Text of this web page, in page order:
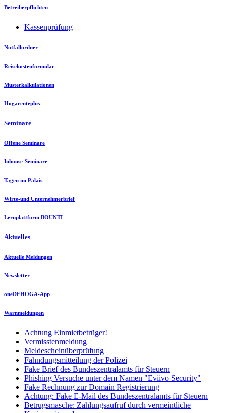
Betreiberpflichten
Kassenprüfung
Notfallordner
Reisekostenformular
Musterkalkulationen
Hogarenteplus
Seminare
Offene Seminare
Inhouse-Seminare
Tagen im Palais
Wirte-und Unternehmerbrief
Lernplattform BOUNTI
Aktuelles
Aktuelle Meldungen
Newsletter
oneDEHOGA-App
Warnmeldungen
Achtung Einmietbetrüger!
Vermisstenmeldung
Meldescheinüberprüfung
Fahndungsmitteilung der Polizei
Fake Brief des Bundeszentralamts für Steuern
Phishing Versuche unter dem Namen "Eviivo Security"
Fake Rechnung zur Domain Registrierung
Achtung: Fake E-Mail des Bundeszentralamts für Steuern
Betrugsmasche: Zahlungsaufruf durch vermeintliche